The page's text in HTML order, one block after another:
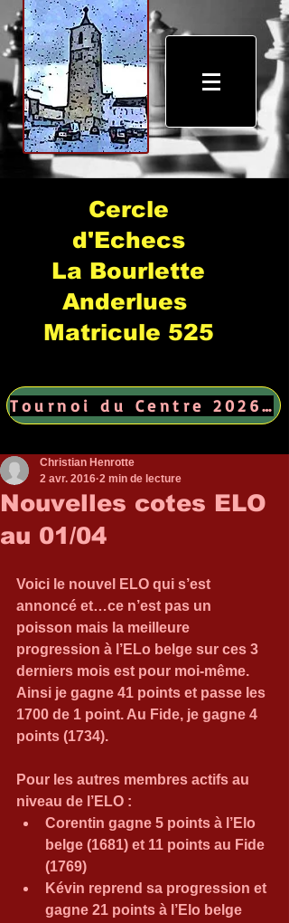
Cercle
d'Echecs
La Bourlette
Anderlues
Matricule 525
Tournoi du Centre 2026 →
Nouvelles cotes ELO
au 01/04
Christian Henrotte
2 avr. 2016 2 min de lecture
Voici le nouvel ELO qui s’est
annoncé et…ce n’est pas un
poisson mais la meilleure
progression à l’ELo belge sur ces 3
derniers mois est pour moi-même.
Ainsi je gagne 41 points et passe les
1700 de 1 point. Au Fide, je gagne 4
points (1734).
Pour les autres membres actifs au
niveau de l’ELO :
Corentin gagne 5 points à l’Elo
belge (1681) et 11 points au Fide
(1769)
Kévin reprend sa progression et
gagne 21 points à l’Elo belge